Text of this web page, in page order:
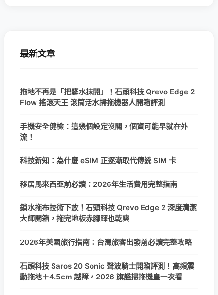
最新文章
拖地不再是「把髒水抹開」！石頭科技 Qrevo Edge 2
Flow 搖滾天王 滾筒活水掃拖機器人開箱評測
手機安全健檢：這幾個設定沒關，個資可能早就在外
流！
科技新知：為什麼 eSIM 正逐漸取代傳統 SIM 卡
移居馬來西亞前必讀：2026年生活費用完整指南
鎖水拖布技術下放！石頭科技 Qrevo Edge 2 深度清潔
大師開箱，拖完地板赤腳踩也乾爽
2026年美國旅行指南：台灣旅客出發前必讀完整攻略
石頭科技 Saros 20 Sonic 聲波騎士開箱評測！高頻震
動拖地＋4.5cm 越障，2026 旗艦掃拖機皇一次看